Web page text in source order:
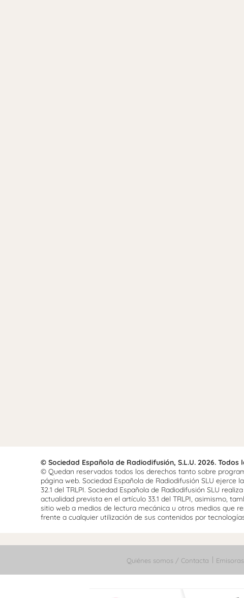
© Sociedad Española de Radiodifusión, S.L.U. 2026.
© Quedan reservados todos los derechos tanto sobre
página web. Sociedad Española de Radiodifusión SLU
32.1 del TRLPI. Sociedad Española de Radiodifusión SLU
actualidad prevista en el artículo 33.1 del TRLPI, asimismo,
sitio web a medios de lectura mecánica u otros medios que
frente a cualquier utilización de sus contenidos por
Quiénes somos / Contacta Emisoras